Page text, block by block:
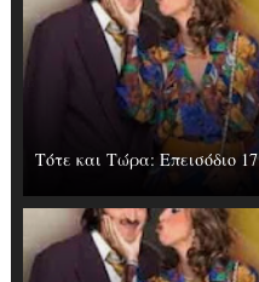
Τότε και Τώρα: Επεισόδιο 17